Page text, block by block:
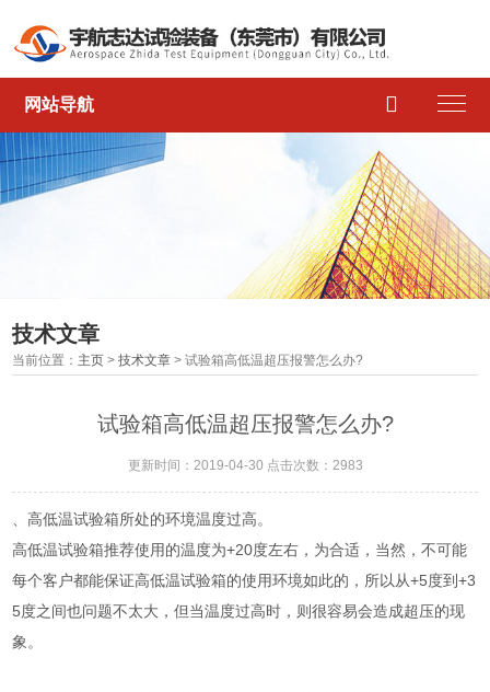
网站导航 
技术文章
当前位置： 主页 >技术文章 > 试验箱高低温超压报警怎么办?
试验箱高低温超压报警怎么办?
更新时间：2019-04-30 点击次数：2983
、高低温试验箱所处的环境温度过高。
高低温试验箱推荐使用的温度为+20度左右，为合适，当然，不可能
每个客户都能保证高低温试验箱的使用环境如此的，所以从+5度到+3
5度之间也问题不太大，但当温度过高时，则很容易会造成超压的现
象。